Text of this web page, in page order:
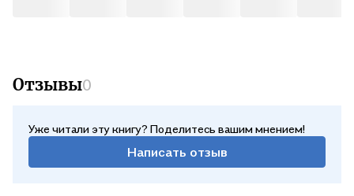
Отзывы0
Уже читали эту книгу? Поделитесь вашим мнением!
Написать отзыв